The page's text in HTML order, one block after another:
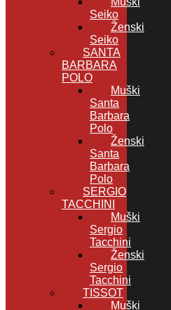
Seiko
Ženski
Seiko
SANTA
BARBARA
POLO
Muški
Santa
Barbara
Polo
Ženski
Santa
Barbara
Polo
SERGIO
TACCHINI
Muški
Sergio
Tacchini
Ženski
Sergio
Tacchini
TISSOT
Muški